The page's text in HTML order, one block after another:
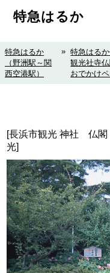
特急はるか
特急はるか
（野洲駅～関
西空港駅）
» 特急はる
観光社寺
おでかけ
[長浜市観光 神社 仏閣
光]